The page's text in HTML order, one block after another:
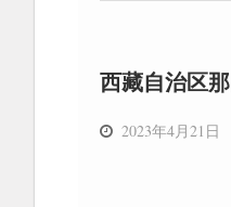
西藏自治区
2023年4月21日